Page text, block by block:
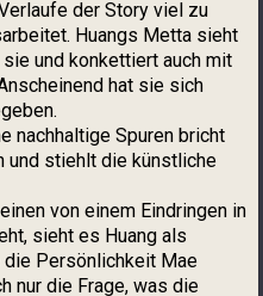
der Story viel zu
Huangs Metta sieht
und konkettiert auch mit
hat sie sich
nachhaltige Spuren bricht
und stiehlt die künstliche
von einem Eindringen in
sieht es Huang als
die Persönlichkeit Mae
nur die Frage, was die